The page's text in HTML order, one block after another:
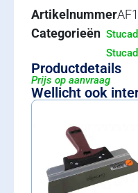
Artikelnummer
Categorieën
Productdetails
Prijs op aanvraag
Wellicht ook